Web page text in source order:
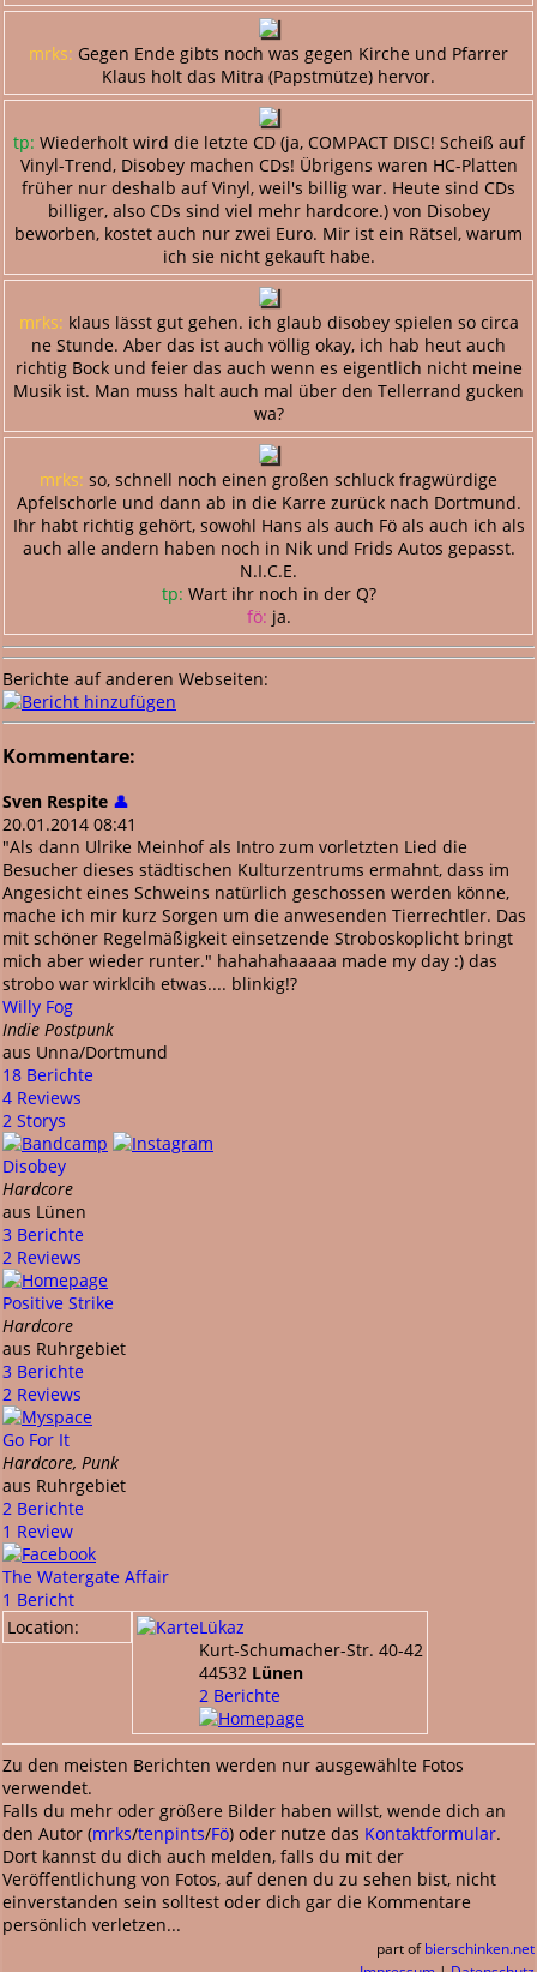
mrks: Gegen Ende gibts noch was gegen Kirche und Pfarrer
Klaus holt das Mitra (Papstmütze) hervor.
tp: Wiederholt wird die letzte CD (ja, COMPACT DISC! Scheiß auf
Vinyl-Trend, Disobey machen CDs! Übrigens waren HC-Platten
früher nur deshalb auf Vinyl, weil's billig war. Heute sind CDs
billiger, also CDs sind viel mehr hardcore.) von Disobey
beworben, kostet auch nur zwei Euro. Mir ist ein Rätsel, warum
ich sie nicht gekauft habe.
mrks: klaus lässt gut gehen. ich glaub disobey spielen so circa
ne Stunde. Aber das ist auch völlig okay, ich hab heut auch
richtig Bock und feier das auch wenn es eigentlich nicht meine
Musik ist. Man muss halt auch mal über den Tellerrand gucken
wa?
mrks: so, schnell noch einen großen schluck fragwürdige
Apfelschorle und dann ab in die Karre zurück nach Dortmund.
Ihr habt richtig gehört, sowohl Hans als auch Fö als auch ich als
auch alle andern haben noch in Nik und Frids Autos gepasst.
N.I.C.E.
tp: Wart ihr noch in der Q?
fö: ja.
Berichte auf anderen Webseiten:
Kommentare:
Sven Respite 👤
20.01.2014 08:41
"Als dann Ulrike Meinhof als Intro zum vorletzten Lied die
Besucher dieses städtischen Kulturzentrums ermahnt, dass im
Angesicht eines Schweins natürlich geschossen werden könne,
mache ich mir kurz Sorgen um die anwesenden Tierrechtler. Das
mit schöner Regelmäßigkeit einsetzende Stroboskoplicht bringt
mich aber wieder runter." hahahahaaaaa made my day :) das
strobo war wirklcih etwas.... blinkig!?
Willy Fog
Indie Postpunk
aus Unna/Dortmund
18 Berichte
4 Reviews
2 Storys
Disobey
Hardcore
aus Lünen
3 Berichte
2 Reviews
Positive Strike
Hardcore
aus Ruhrgebiet
3 Berichte
2 Reviews
Go For It
Hardcore, Punk
aus Ruhrgebiet
2 Berichte
1 Review
The Watergate Affair
1 Bericht
Location:
Lükaz
Kurt-Schumacher-Str. 40-42
44532 Lünen
2 Berichte
Zu den meisten Berichten werden nur ausgewählte Fotos
verwendet.
Falls du mehr oder größere Bilder haben willst, wende dich an
den Autor (mrks/tenpints/Fö) oder nutze das Kontaktformular.
Dort kannst du dich auch melden, falls du mit der
Veröffentlichung von Fotos, auf denen du zu sehen bist, nicht
einverstanden sein solltest oder dich gar die Kommentare
persönlich verletzen...
part of bierschinken.net